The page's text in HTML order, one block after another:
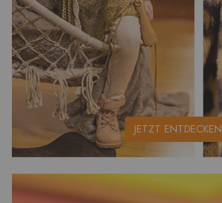
JETZT ENTDECKEN